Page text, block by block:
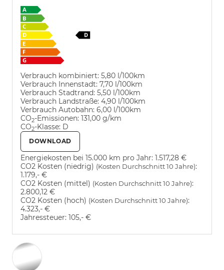
Verbrauch kombiniert: 5,80 l/100km
Verbrauch Innenstadt: 7,70 l/100km
Verbrauch Stadtrand: 5,50 l/100km
Verbrauch Landstraße: 4,90 l/100km
Verbrauch Autobahn: 6,00 l/100km
CO2-Emissionen: 131,00 g/km
CO2-Klasse: D
DOWNLOAD
Energiekosten bei 15.000 km pro Jahr: 1.517,28 €
CO2 Kosten (niedrig) (Kosten Durchschnitt 10 Jahre):
1.179,- €
CO2 Kosten (mittel) (Kosten Durchschnitt 10 Jahre):
2.800,12 €
CO2 Kosten (hoch) (Kosten Durchschnitt 10 Jahre):
4.323,- €
Jahressteuer: 105,- €